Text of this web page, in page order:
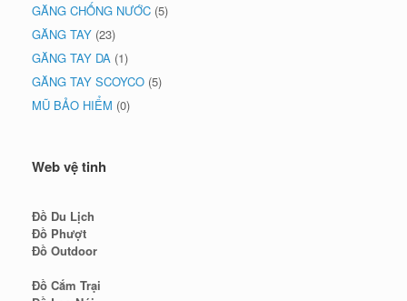
GĂNG CHỐNG NƯỚC (5)
GĂNG TAY (23)
GĂNG TAY DA (1)
GĂNG TAY SCOYCO (5)
MŨ BẢO HIỂM (0)
Web vệ tinh
Đồ Du Lịch
Đồ Phượt
Đồ Outdoor
Đồ Cắm Trại